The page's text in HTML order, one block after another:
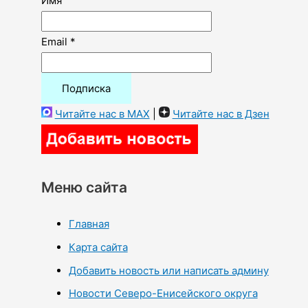
Email *
Читайте нас в MAX Читайте нас в Дзен
Меню сайта
Главная
Карта сайта
Добавить новость или написать админу
Новости Северо-Енисейского округа